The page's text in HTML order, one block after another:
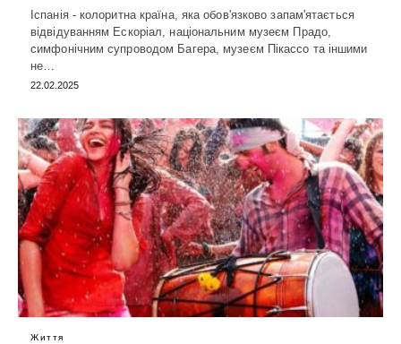
Іспанія - колоритна країна, яка обов'язково запам'ятається
відвідуванням Ескоріал, національним музеєм Прадо,
симфонічним супроводом Багера, музеєм Пікассо та іншими
не…
22.02.2025
Життя